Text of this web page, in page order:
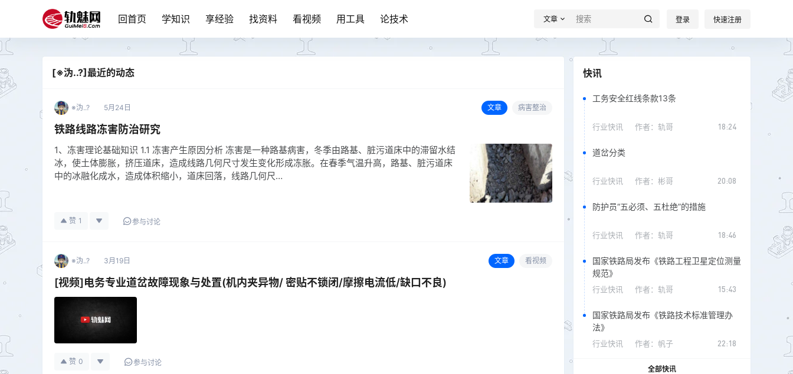
回首页 学知识 享经验 找资料 看视频 用工具 论技术 文章 登录 快速注册
[※沩..?]最近的动态
※沩..? 5月24日 文章 病害整治
铁路线路冻害防治研究
1、冻害理论基础知识 1.1 冻害产生原因分析 冻害是一种路基病害，冬季由路基、脏污道床中的滞留水结
冰，使土体膨胀，挤压道床，造成线路几何尺寸发生变化形成冻胀。在春季气温升高，路基、脏污道床
中的冰融化成水，造成体积缩小，道床回落，线路几何尺…
赞 1 参与讨论
※沩..? 3月19日 文章 看视频
[视频]电务专业道岔故障现象与处置(机内夹异物/ 密贴不锁闭/摩擦电流低/缺口不良)
赞 0 参与讨论
快讯
工务安全红线条款13条
行业快讯 作者： 轨哥 18:24
道岔分类
行业快讯 作者： 彬哥 20:08
防护员“五必须、五杜绝”的措施
行业快讯 作者： 轨哥 18:46
国家铁路局发布《铁路工程卫星定位测量
规范》
行业快讯 作者： 轨哥 15:43
国家铁路局发布《铁路技术标准管理办
法》
行业快讯 作者： 帆子 22:18
全部快讯